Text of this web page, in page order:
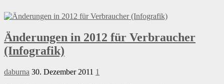
Änderungen in 2012 für Verbraucher
(Infografik)
daburna 30. Dezember 2011 1